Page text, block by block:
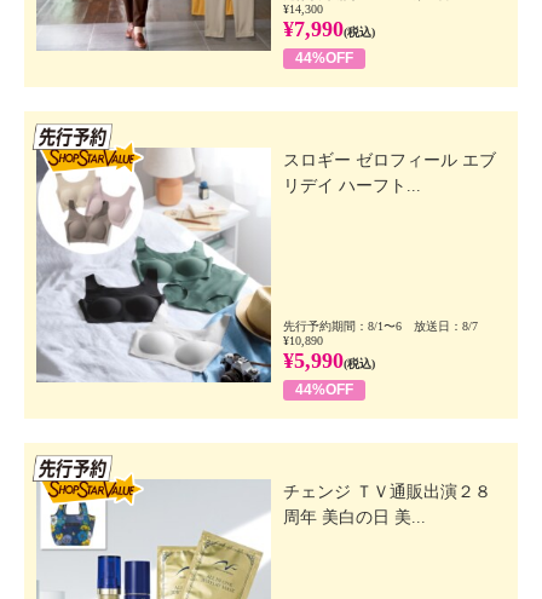
¥14,300
¥7,990(税込)
44%OFF
スロギー ゼロフィール エブ
リデイ ハーフト...
先行予約期間：8/1〜6 放送日：8/7
¥10,890
¥5,990(税込)
44%OFF
チェンジ ＴＶ通販出演２８
周年 美白の日 美...